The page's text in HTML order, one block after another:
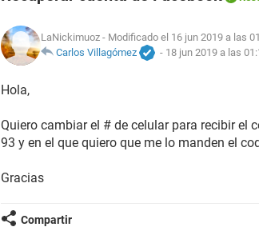
LaNickimuoz - Modificado el 16 jun 2019 a las
Carlos Villagómez
- 18 jun 2019 a las
Hola,
Quiero cambiar el # de celular para recibir el
93 y en el que quiero que me lo manden el
Gracias
Compartir